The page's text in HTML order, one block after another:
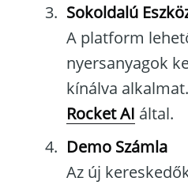
Sokoldalú
A platform
nyersanyagok
kínálva
Rocket AI által.
Demo Számla
Az új